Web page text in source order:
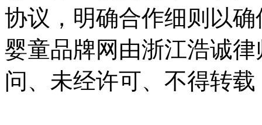
协议，明确合作细则以
婴童品牌网由浙江浩诚
问、未经许可、不得转载